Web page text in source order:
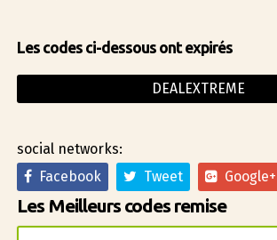
Les codes ci-dessous ont expirés
DEALEXTREME
social networks:
Facebook
Tweet Google+
Les Meilleurs codes remise